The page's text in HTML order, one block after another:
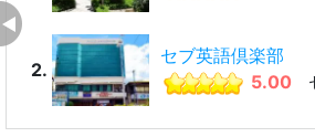
2.
セブ英語倶楽部
5.00